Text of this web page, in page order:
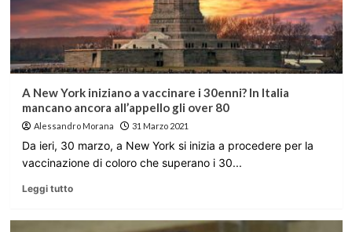
A New York iniziano a vaccinare i 30enni? In Italia
mancano ancora all’appello gli over 80
Alessandro Morana 31 Marzo 2021
Da ieri, 30 marzo, a New York si inizia a procedere per la
vaccinazione di coloro che superano i 30...
Leggi tutto